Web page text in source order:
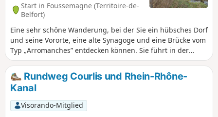
Start in Foussemagne (Territoire-de-
Belfort)
Eine sehr schöne Wanderung, bei der Sie ein hübsches Dorf
und seine Vororte, eine alte Synagoge und eine Brücke vom
Typ „Arromanches” entdecken können. Sie führt in der
Nähe des Rastplatzes Porte d'Alsace mit dem
Entdeckungspfad „Les Fosses” vorbei, auf dem Sie lernen,
die Bäume unserer Region zu erkennen. Nicht zu vergessen
der Étang de la Marnière, ein ausgedehntes Feuchtgebiet
mit einer Flora und Fauna, die es zu entdecken gilt. Die
Wanderung ist ausgeschildert.
Rundweg Courlis und Rhein-Rhône-
Kanal
Visorando-Mitglied